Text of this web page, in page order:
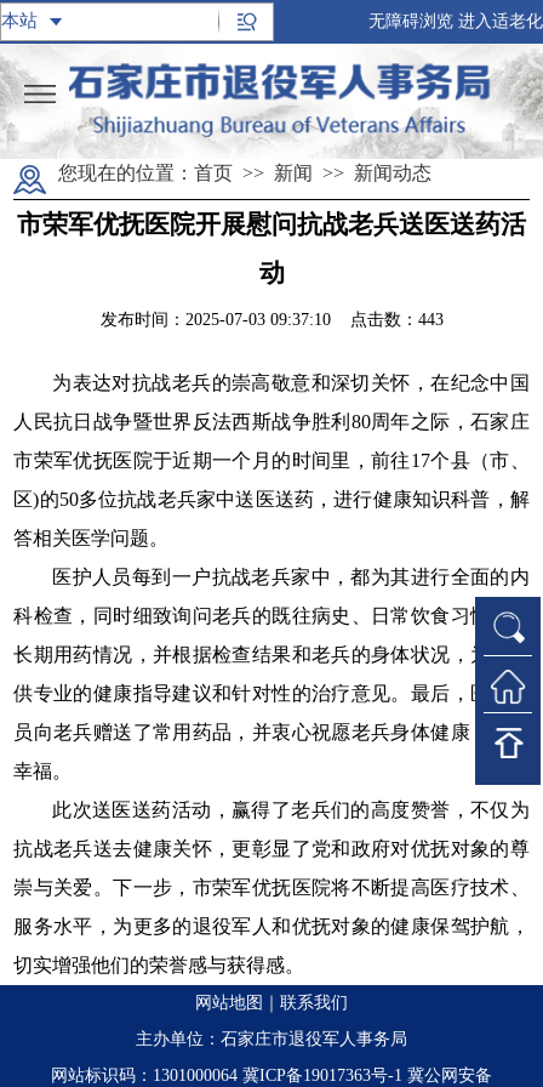
无障碍浏览 进入适老化
您现在的位置：首页 >> 新闻 >> 新闻动态
市荣军优抚医院开展慰问抗战老兵送医送药活
动
发布时间：2025-07-03 09:37:10 点击数： 443
为表达对抗战老兵的崇高敬意和深切关怀，在纪念中国
人民抗日战争暨世界反法西斯战争胜利80周年之际，石家庄
市荣军优抚医院于近期一个月的时间里，前往17个县（市、
区)的50多位抗战老兵家中送医送药，进行健康知识科普，解
答相关医学问题。
医护人员每到一户抗战老兵家中，都为其进行全面的内
科检查，同时细致询问老兵的既往病史、日常饮食习惯以及
长期用药情况，并根据检查结果和老兵的身体状况，为其提
供专业的健康指导建议和针对性的治疗意见。最后，医护人
员向老兵赠送了常用药品，并衷心祝愿老兵身体健康，生活
幸福。
此次送医送药活动，赢得了老兵们的高度赞誉，不仅为
抗战老兵送去健康关怀，更彰显了党和政府对优抚对象的尊
崇与关爱。下一步，市荣军优抚医院将不断提高医疗技术、
服务水平，为更多的退役军人和优抚对象的健康保驾护航，
切实增强他们的荣誉感与获得感。
网站地图
联系我们
主办单位：石家庄市退役军人事务局
网站标识码：1301000064 冀ICP备19017363号-1 冀公网安备